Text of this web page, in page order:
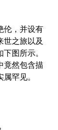
伦，并设有
世之旅以及
图所示。
竟然包含描
罕见。